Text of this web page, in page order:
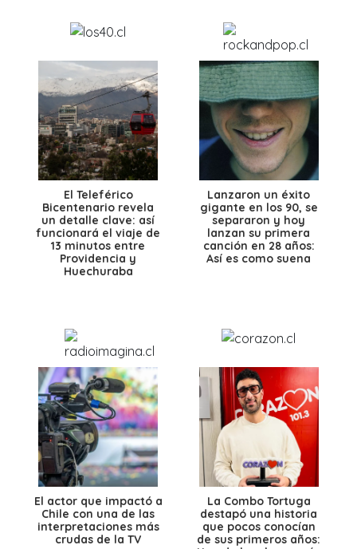
El Teleférico
Bicentenario revela
un detalle clave: así
funcionará el viaje de
13 minutos entre
Providencia y
Huechuraba
Lanzaron un éxito
gigante en los 90, se
separaron y hoy
lanzan su primera
canción en 28 años:
Así es como suena
El actor que impactó a
Chile con una de las
interpretaciones más
crudas de la TV
La Combo Tortuga
destapó una historia
que pocos conocían
de sus primeros años: